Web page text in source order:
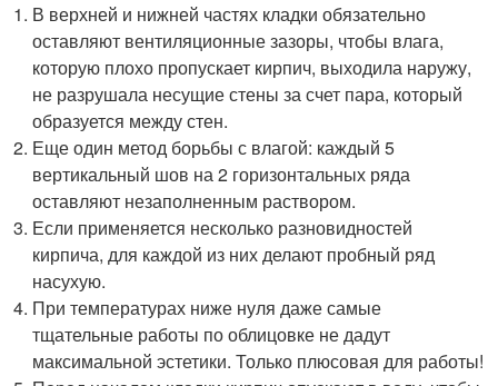
В верхней и нижней частях кладки обязательно
оставляют вентиляционные зазоры, чтобы влага,
которую плохо пропускает кирпич, выходила наружу,
не разрушала несущие стены за счет пара, который
образуется между стен.
Еще один метод борьбы с влагой: каждый 5
вертикальный шов на 2 горизонтальных ряда
оставляют незаполненным раствором.
Если применяется несколько разновидностей
кирпича, для каждой из них делают пробный ряд
насухую.
При температурах ниже нуля даже самые
тщательные работы по облицовке не дадут
максимальной эстетики. Только плюсовая для работы!